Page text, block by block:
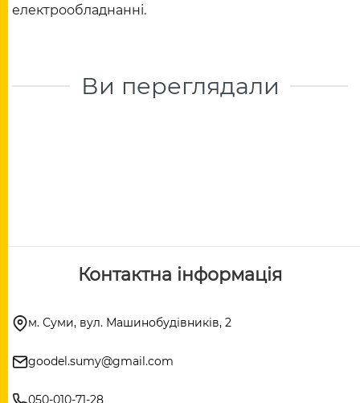
електрообладнанні.
Ви переглядали
Контактна інформація
м. Суми, вул. Машинобудівників, 2
goodel.sumy@gmail.com
050-010-71-28